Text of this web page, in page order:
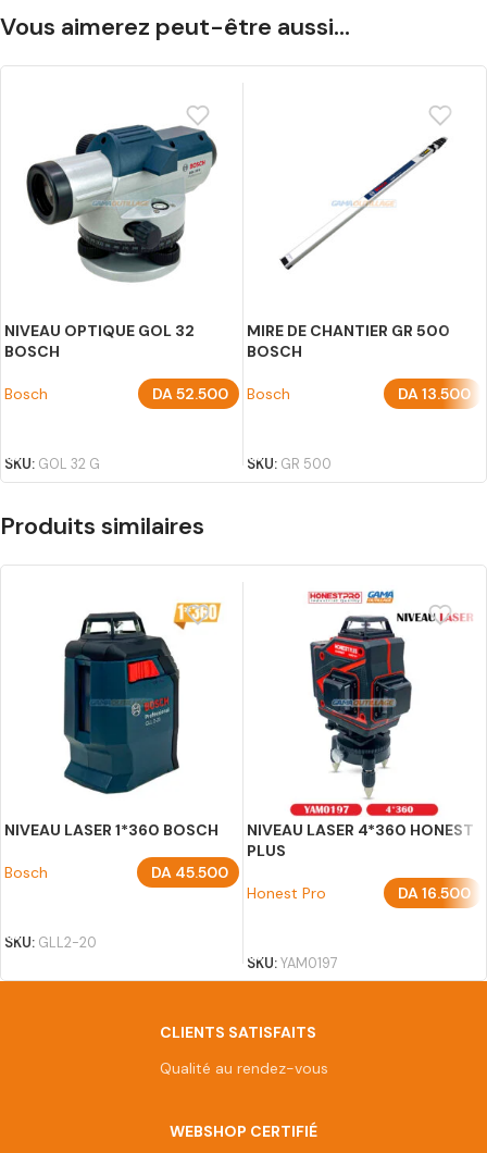
Vous aimerez peut-être aussi…
NIVEAU OPTIQUE GOL 32
BOSCH
Bosch DA52.500
SKU: GOL 32 G
MIRE DE CHANTIER GR 500
BOSCH
Bosch DA13.500
SKU: GR 500
Produits similaires
NIVEAU LASER 1*360 BOSCH
Bosch DA 45.500
SKU: GLL2-20
NIVEAU LASER 4*360 HONEST
PLUS
Honest Pro DA16.500
SKU:YAM0197
CLIENTS SATISFAITS
Qualité au rendez-vous
WEBSHOP CERTIFIÉ